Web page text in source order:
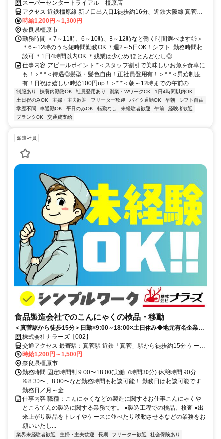
2日～◎午前中の短時間だけ◎日祝は時給＋100円！
スーパーセンタートライアル 橿原店
アクセス 近鉄橿原線 新ノ口出入口1徒歩約16分、近鉄大阪線 真菅徒
歩約18分、近鉄大阪線 大和八木北口徒歩約21分 近鉄「新ノ口駅」・
「真菅駅」から車で5分
時給1,200円～1,300円
奈良県橿原市
勤務時間 ＜7～11時、6～10時、8～12時など働く時間選べます◎＞
＊6～12時のうち短時間勤務OK ＊週2～5日OK！シフト･勤務時間相
談可 ＊1日4時間以内OK ＊残業は少なめ!ほとんどなし◎...
仕事内容 アピールポイント *＜スタッフ割引で美味しいお魚を食卓に
も！＞* *＜待遇◎髪型・髪色自由！正社員登用有！＞* *＜昇給制度
有！日祝は嬉しい時給100円up！＞* *＜朝～12時までの午前の...
制服あり 扶養内勤務OK 社員登用あり 副業・WワークOK
1日4時間以内OK
土日祝のみOK
主婦・主夫歓迎 フリーター歓迎 バイク通勤OK 早朝
シフト自由
学歴不問
車通勤OK 平日のみOK 転勤なし 未経験者歓迎 午前
経験者歓迎
ブランクOK
交通費支給
派遣社員
食品製造会社でのこんにゃくの検品・移動
＜真菅駅から徒歩15分＞日勤×9:00～18:00×土日休み◆地元有名企業！
20～50代男性が幅広く活躍中
株式会社ナラーズ【002】
交通アクセス 最寄駅：真菅駅 近鉄「真菅」駅から徒歩約15分 ケーズ
デンキ橿原北店近く 京奈和自動車道、橿原北インター近く 車・バイ
ク通勤OK ★大和高田市、桜井市、奈良市、田原本町、香芝市、葛城
市、御所市、宇陀市、広陵町、天理市など周辺エリアから通勤するス
タッフがたくさんいますよ(^^)
時給1,200円～1,500円
奈良県橿原市
勤務時間 固定時間制 9:00〜18:00(実働 7時間30分) 休憩時間 90分
※8:30〜、8:00〜など勤務時間も相談可能！ 勤務日は相談可能です
勤務日／月～金
仕事内容 職種：こんにゃくなどの製造に関するお仕事こんにゃくや
ところてんの製造に関する業務です。 ●製造工程での検品、検査 ●出
来上がり製品をトレイやケースに並べたり移動させるなどの業務をお
願いいたし...
業界未経験者歓迎 主婦・主夫歓迎 長期 フリーター歓迎
社会保険あり